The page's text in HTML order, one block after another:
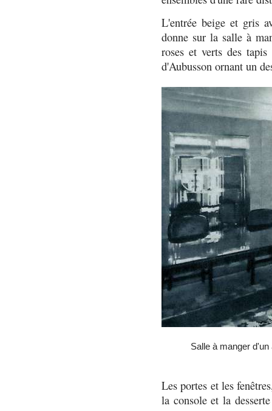
L'entrée beige et gris
donne sur la salle à
roses et verts des
d'Aubusson ornant un
Salle à manger
Les portes et les
la console et la